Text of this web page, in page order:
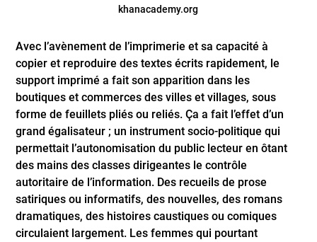
khanacademy.org
Avec l’avènement de l’imprimerie et sa capacité à
copier et reproduire des textes écrits rapidement, le
support imprimé a fait son apparition dans les
boutiques et commerces des villes et villages, sous
forme de feuillets pliés ou reliés. Ça a fait l’effet d’un
grand égalisateur ; un instrument socio-politique qui
permettait l’autonomisation du public lecteur en ôtant
des mains des classes dirigeantes le contrôle
autoritaire de l’information. Des recueils de prose
satiriques ou informatifs, des nouvelles, des romans
dramatiques, des histoires caustiques ou comiques
circulaient largement. Les femmes qui pourtant